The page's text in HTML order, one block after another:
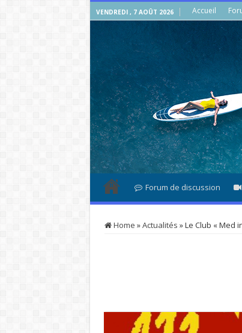
VENDREDI , 7 AOÛT 2026 Accueil
Forum de discussion
Home »Actualités »Le Club « Med